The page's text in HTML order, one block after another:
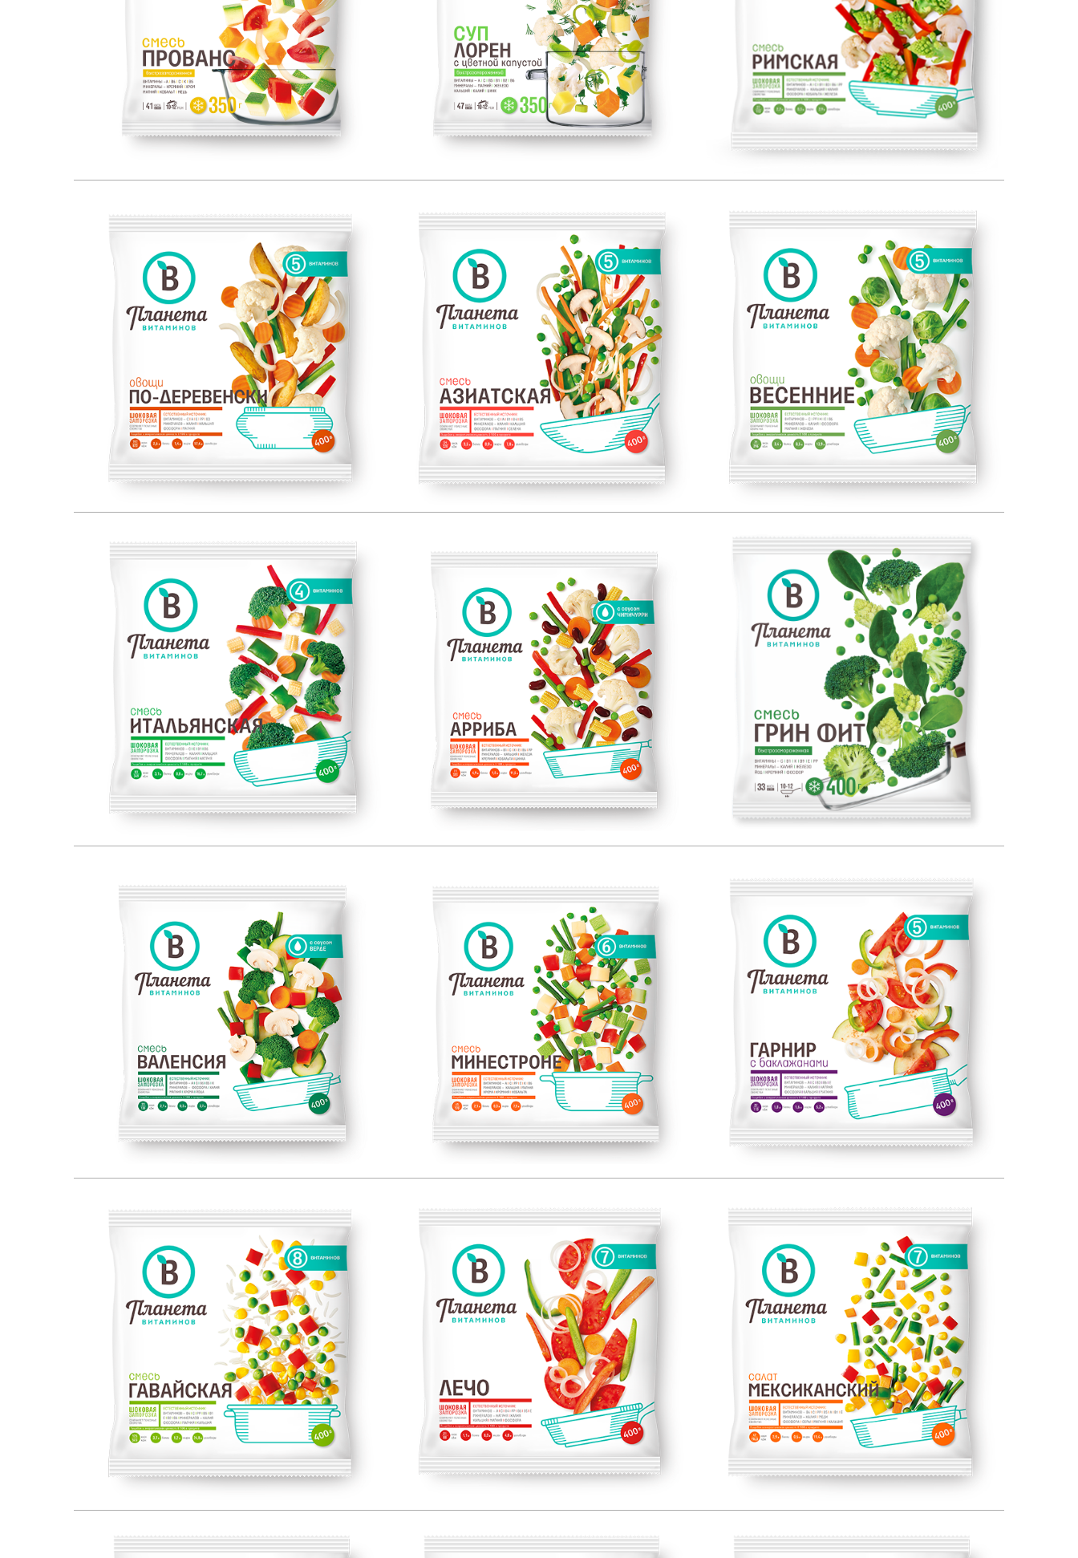
350 350 400
ЕСТЕСТВЕННЫЙ ИСТОЧНИК:
400
ЕСТЕСТВЕННЫЙ ИСТОЧНИК:
400
ЕСТЕСТВЕННЫЙ ИСТОЧНИК:
400
ЕСТЕСТВЕННЫЙ ИСТОЧНИК:
400
ЕСТЕСТВЕННЫЙ ИСТОЧНИК:
400
ЕСТЕСТВЕННЫЙ ИСТОЧНИК:
400
ЕСТЕСТВЕННЫЙ ИСТОЧНИК:
400
ЕСТЕСТВЕННЫЙ ИСТОЧНИК:
400
ЕСТЕСТВЕННЫЙ ИСТОЧНИК:
400
ЕСТЕСТВЕННЫЙ ИСТОЧНИК:
400
ЕСТЕСТВЕННЫЙ ИСТОЧНИК:
400
ЕСТЕСТВЕННЫЙ ИСТОЧНИК:
400